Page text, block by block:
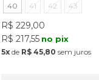
40 41 42 43
R$ 229,00
R$ 217,55 no pix
5xde R$ 45,80 sem juros